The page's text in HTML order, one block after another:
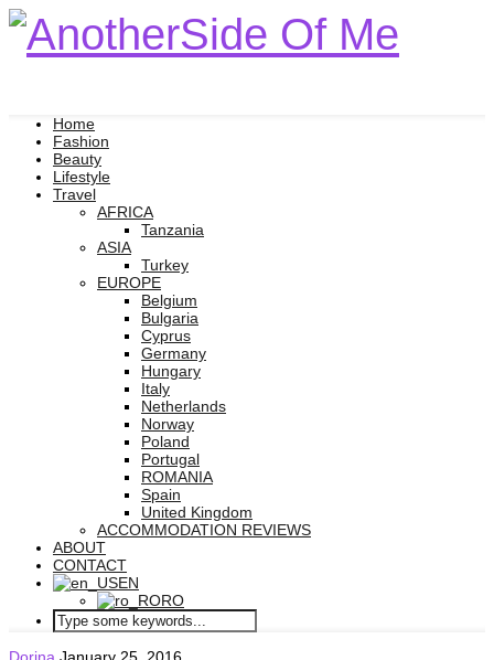
Home
Fashion
Beauty
Lifestyle
Travel
AFRICA
Tanzania
ASIA
Turkey
EUROPE
Belgium
Bulgaria
Cyprus
Germany
Hungary
Italy
Netherlands
Norway
Poland
Portugal
ROMANIA
Spain
United Kingdom
ACCOMMODATION REVIEWS
ABOUT
CONTACT
EN
RO